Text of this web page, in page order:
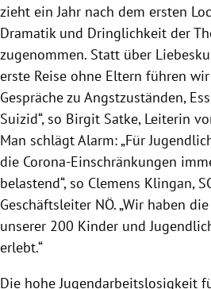
zieht ein Jahr nach dem ersten
Dramatik und Dringlichkeit der
zugenommen. Statt über
erste Reise ohne Eltern führen
Gespräche zu Angstzuständen,
Suizid“, so Birgit Satke, Leiterin
Man schlägt Alarm: „Für
die Corona-Einschränkungen
belastend“, so Clemens Klingan,
Geschäftsleiter NÖ. „Wir haben
unserer 200 Kinder und
erlebt.“
Die hohe Jugendarbeitslosigkeit